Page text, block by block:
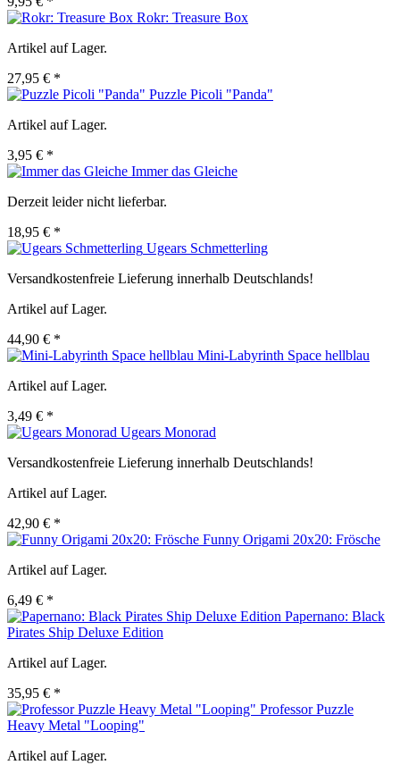
Rokr: Treasure Box
Artikel auf Lager.
27,95 € *
Puzzle Picoli "Panda"
Artikel auf Lager.
3,95 € *
Immer das Gleiche
Derzeit leider nicht lieferbar.
18,95 € *
Ugears Schmetterling
Versandkostenfreie Lieferung innerhalb Deutschlands!
Artikel auf Lager.
44,90 € *
Mini-Labyrinth Space hellblau
Artikel auf Lager.
3,49 € *
Ugears Monorad
Versandkostenfreie Lieferung innerhalb Deutschlands!
Artikel auf Lager.
42,90 € *
Funny Origami 20x20: Frösche
Artikel auf Lager.
6,49 € *
Papernano: Black
Pirates Ship Deluxe Edition
Artikel auf Lager.
35,95 € *
Professor Puzzle
Heavy Metal "Looping"
Artikel auf Lager.